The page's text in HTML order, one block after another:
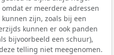
er meerdere adressen
zijn, zoals bij een
kunnen er ook panden
bijvoorbeeld een schuur),
telling niet meegenomen.